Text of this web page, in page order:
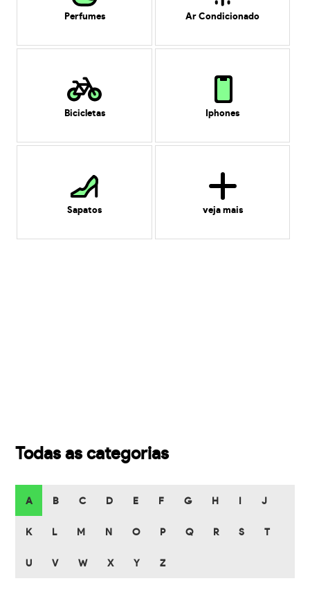
Perfumes Ar Condicionado
Bicicletas Iphones
Sapatos veja mais
Todas as categorias
A B C D E F G H J
K L M N O P Q R S T
U V W X Y Z